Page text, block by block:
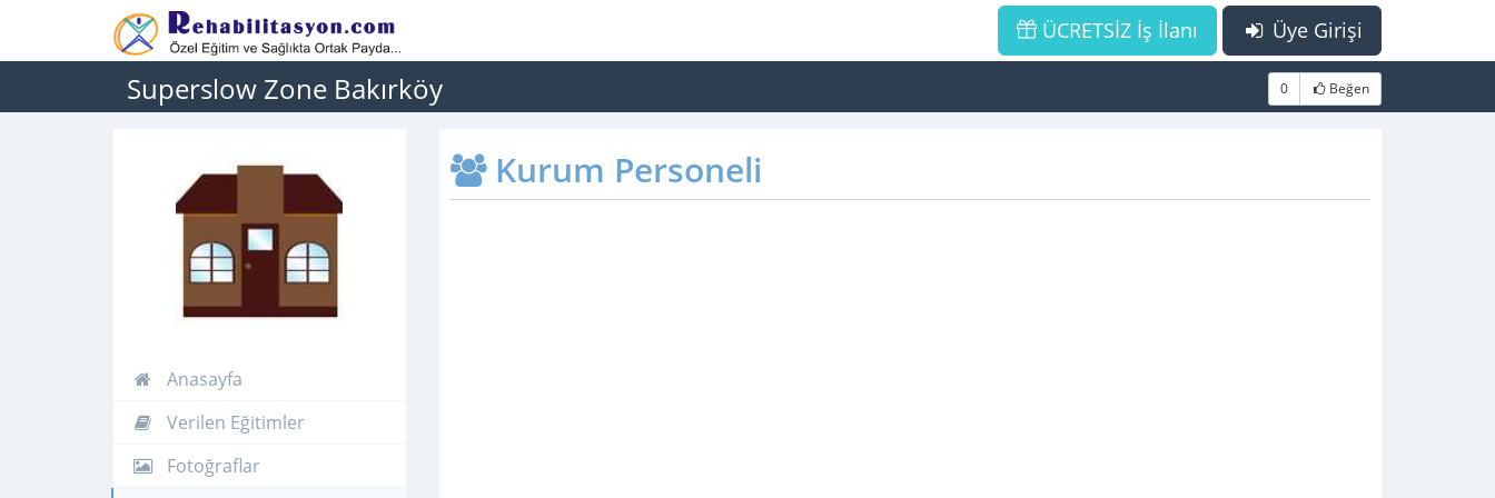
Üye Girişi
ÜCRETSİZ İş İlanı
Superslow Zone Bakırköy 0 Beğen
Anasayfa
Verilen Eğitimler
Fotoğraflar
Kurum Personeli